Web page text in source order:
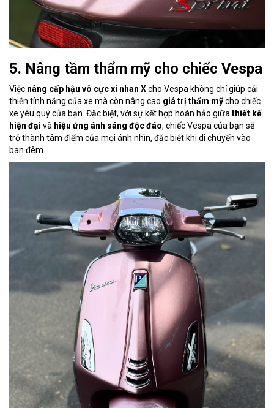
5. Nâng tầm thẩm mỹ cho chiếc Vespa
Việc nâng cấp hậu vô cực xi nhan Xcho Vespa không chỉ giúp cải
thiện tính năng của xe mà còn nâng cao giá trị thẩm mỹcho chiếc
xe yêu quý của bạn. Đặc biệt, với sự kết hợp hoàn hảo giữa thiết kế
hiện đại và hiệu ứng ánh sáng độc đáo, chiếc Vespa của bạn sẽ
trở thành tâm điểm của mọi ánh nhìn, đặc biệt khi di chuyển vào
ban đêm.